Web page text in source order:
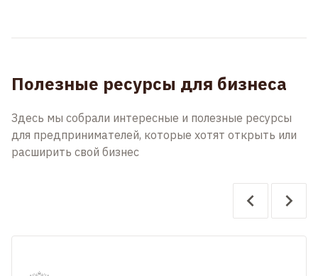
Полезные ресурсы для бизнеса
Здесь мы собрали интересные и полезные ресурсы
для предпринимателей, которые хотят открыть или
расширить свой бизнес